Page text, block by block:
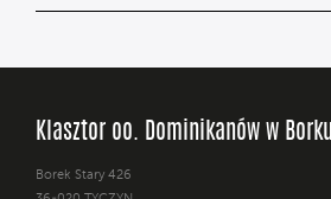
Klasztor oo. Dominikanów w Borku
Borek Stary 426